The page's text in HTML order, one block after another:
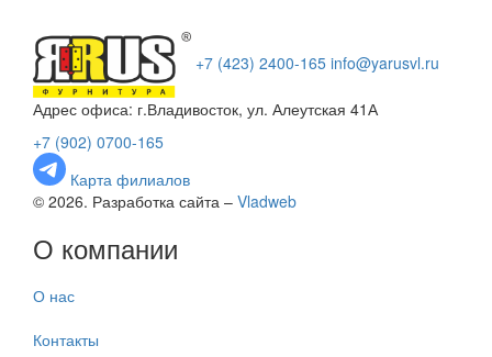
+7 (423) 2400-165 info@yarusvl.ru
Адрес офиса: г.Владивосток, ул. Алеутская 41А
+7 (902) 0700-165
Карта филиалов
© 2026. Разработка сайта – Vladweb
О компании
О нас
Контакты